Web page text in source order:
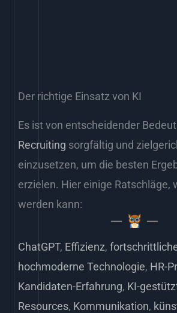
Der richtige Einsatz von KI
Es ist von entscheidender
Recruiting sorgfältig und
einzusetzen, um die besten
erzielen. Hier einige Ratschläge,
werden kann:
ChatGPT, Effizienz,
hochmoderne Technologie, HR-
Kandidaten-Erfahrung, KI-
Resources, Kommunikation,